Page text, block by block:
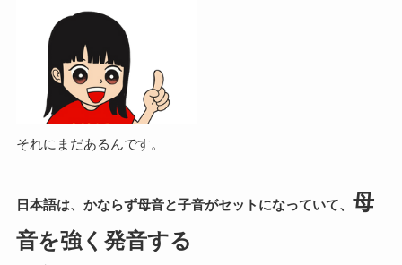
それにまだあるんです。
日本語は、かならず母音と子音がセットになっていて、 母
音を強く発音する